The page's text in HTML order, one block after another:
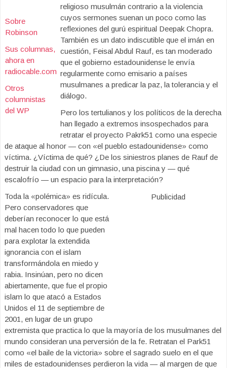
Sobre
Robinson
Sus columnas,
ahora en
radiocable.com
Otros
columnistas
del WP
religioso musulmán contrario a la violencia
cuyos sermones suenan un poco como las
reflexiones del gurú espiritual Deepak Chopra.
También es un dato indiscutible que el imán en
cuestión, Feisal Abdul Rauf, es tan moderado
que el gobierno estadounidense le envía
regularmente como emisario a países
musulmanes a predicar la paz, la tolerancia y el
diálogo.
Pero los tertulianos y los políticos de la derecha
han llegado a extremos insospechados para
retratar el proyecto Pakrk51 como una especie
de ataque al honor — con «el pueblo estadounidense» como
víctima. ¿Víctima de qué? ¿De los siniestros planes de Rauf de
destruir la ciudad con un gimnasio, una piscina y — qué
escalofrío — un espacio para la interpretación?
Publicidad
Toda la «polémica» es ridícula.
Pero conservadores que
deberían reconocer lo que está
mal hacen todo lo que pueden
para explotar la extendida
ignorancia con el islam
transformándola en miedo y
rabia. Insinúan, pero no dicen
abiertamente, que fue el propio
islam lo que atacó a Estados
Unidos el 11 de septiembre de
2001, en lugar de un grupo
extremista que practica lo que la mayoría de los musulmanes del
mundo consideran una perversión de la fe. Retratan el Park51
como «el baile de la victoria» sobre el sagrado suelo en el que
miles de estadounidenses perdieron la vida — al margen de que